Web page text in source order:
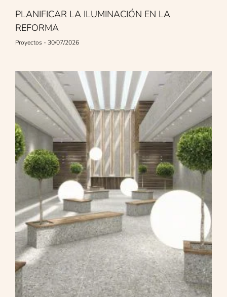
PLANIFICAR LA ILUMINACIÓN EN LA
REFORMA
Proyectos 30/07/2026